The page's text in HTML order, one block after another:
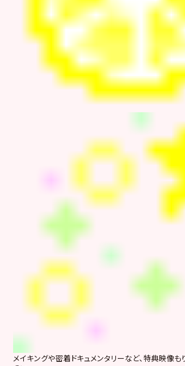
メイキングや密着ドキュメンタリーなど、特典映像